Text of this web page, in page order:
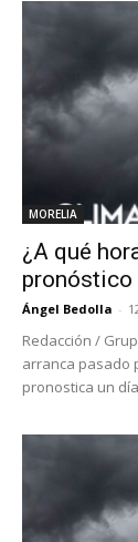
MORELIA
¿A qué
pronóstico
Ángel Bedolla -
Redacción /
arranca pasado
pronostica un